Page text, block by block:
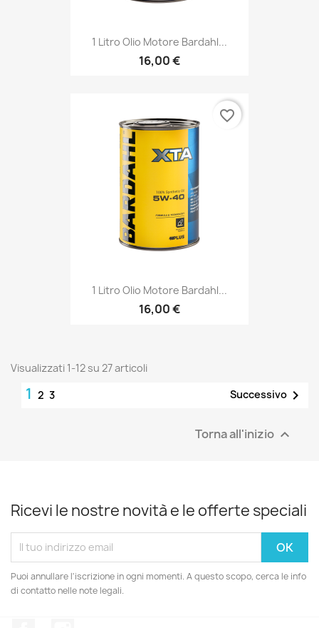
1 Litro Olio Motore Bardahl...
16,00 €
1 Litro Olio Motore Bardahl...
16,00 €
favorite_border
Visualizzati 1-12 su 27 articoli
1 2 3 Successivo 
Torna all'inizio 
Ricevi le nostre novità e le offerte speciali
Puoi annullare l'iscrizione in ogni momenti. A questo scopo, cerca le info
di contatto nelle note legali.